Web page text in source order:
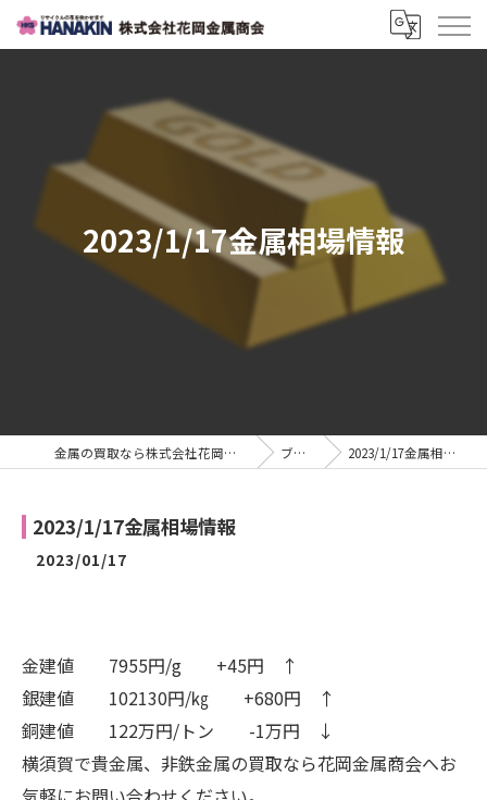
2023/1/17金属相場情報
金属の買取なら株式会社花岡金属商会 ブログ 2023/1/17金属相場情報
2023/1/17金属相場情報
2023/01/17
金建値 7955円/g +45円 ↑
銀建値 102130円/㎏ +680円 ↑
銅建値 122万円/トン -1万円 ↓
横須賀で貴金属、非鉄金属の買取なら花岡金属商会へお